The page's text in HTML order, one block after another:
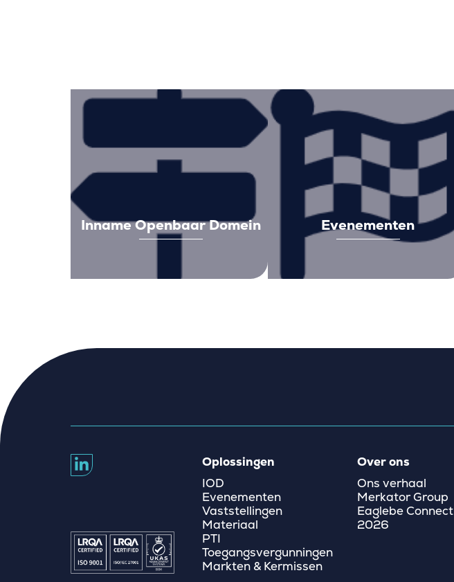
Inname Openbaar Domein Evenementen
Oplossingen
IOD
Evenementen
Vaststellingen
Materiaal
PTI
Toegangsvergunningen
Markten & Kermissen
Over ons
Ons verhaal
Merkator Group
Eaglebe Connect
2026